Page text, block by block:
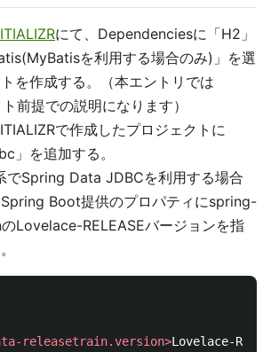
にて、Dependenciesに「H2」
を利用する場合のみ)」を選
を作成する。（本エントリでは
前提での説明になります）
で作成したプロジェクトに
」を追加する。
Spring Data JDBCを利用する場合
Boot提供のプロパティにspring-
Lovelace-RELEASEバージョンを指
releasetrain.version>Lovelace-